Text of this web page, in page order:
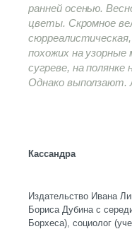
ранней осенью.
цветы. Скромное
похожих на
сугреве, на
Однако
Кассандра
Издательство Ивана
Бориса Дубина с
Борхеса), социолог